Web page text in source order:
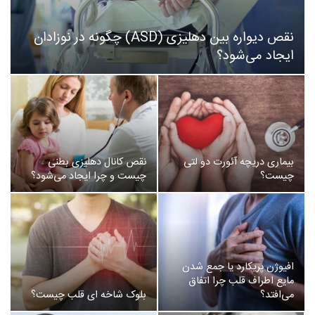
نقص دیواره بین دهلیزی (ASD) چگونه در نوزادان
ایجاد می‌شود؟
بیماری دریچه آئورت دو لتی
چیست؟
نقص کانال دهلیزی بطنی
چیست و چرا ایجاد می‌شود؟
افیوژن پریکارد یا جمع شدن
مایع اطراف قلب چرا اتفاق
می‌افتد؟
بلوک شاخه ای قلب چیست؟